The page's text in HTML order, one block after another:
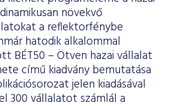
növekvő
a reflektorfénybe
hatodik alkalommal
BÉT50 – Ötven hazai vállalat
című kiadvány bemutatása
jelen kiadásával
300 vállalatot számlál a